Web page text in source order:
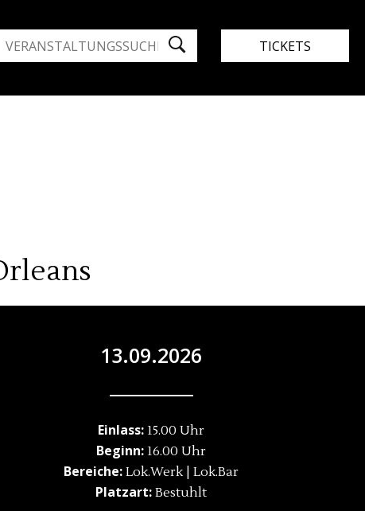
TICKETS
13.09.2026
Einlass: 15.00 Uhr
Beginn: 16.00 Uhr
Bereiche:Lok.Werk | Lok.Bar
Platzart:Bestuhlt